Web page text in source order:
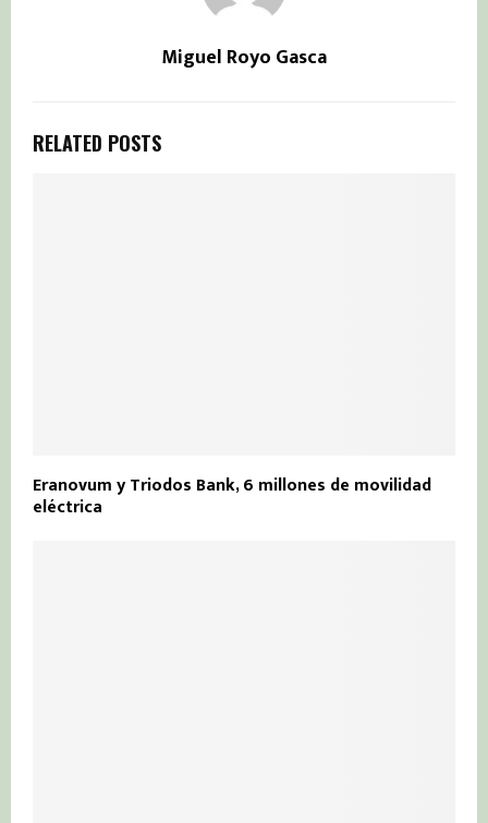
Miguel Royo Gasca
RELATED POSTS
Eranovum y Triodos Bank, 6 millones de movilidad
eléctrica